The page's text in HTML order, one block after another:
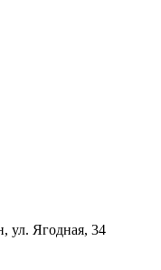
ул. Ягодная, 34